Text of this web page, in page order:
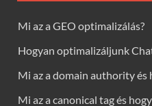
Mi az a GEO optimalizálás?
Hogyan optimalizáljunk
Mi az a domain authority és
Mi az a canonical tag és